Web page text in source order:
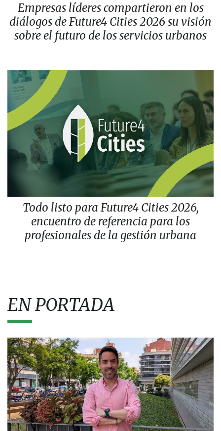
Empresas líderes compartieron en los
diálogos de Future4 Cities 2026 su visión
sobre el futuro de los servicios urbanos
Todo listo para Future4 Cities 2026,
encuentro de referencia para los
profesionales de la gestión urbana
EN PORTADA